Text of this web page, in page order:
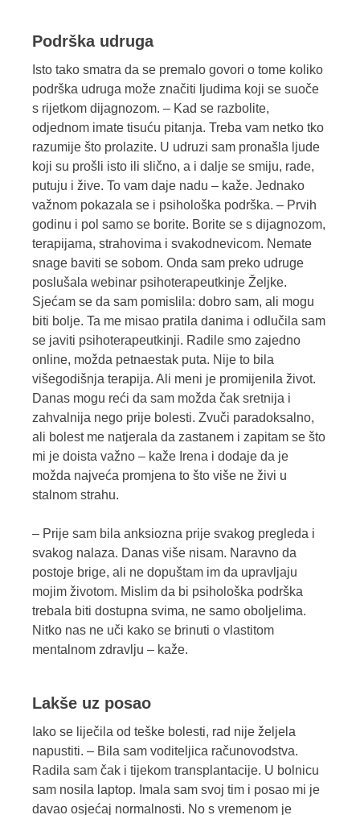
Podrška udruga
Isto tako smatra da se premalo govori o tome koliko
podrška udruga može značiti ljudima koji se suoče
s rijetkom dijagnozom. – Kad se razbolite,
odjednom imate tisuću pitanja. Treba vam netko tko
razumije što prolazite. U udruzi sam pronašla ljude
koji su prošli isto ili slično, a i dalje se smiju, rade,
putuju i žive. To vam daje nadu – kaže. Jednako
važnom pokazala se i psihološka podrška. – Prvih
godinu i pol samo se borite. Borite se s dijagnozom,
terapijama, strahovima i svakodnevicom. Nemate
snage baviti se sobom. Onda sam preko udruge
poslušala webinar psihoterapeutkinje Željke.
Sjećam se da sam pomislila: dobro sam, ali mogu
biti bolje. Ta me misao pratila danima i odlučila sam
se javiti psihoterapeutkinji. Radile smo zajedno
online, možda petnaestak puta. Nije to bila
višegodišnja terapija. Ali meni je promijenila život.
Danas mogu reći da sam možda čak sretnija i
zahvalnija nego prije bolesti. Zvuči paradoksalno,
ali bolest me natjerala da zastanem i zapitam se što
mi je doista važno – kaže Irena i dodaje da je
možda najveća promjena to što više ne živi u
stalnom strahu.
– Prije sam bila anksiozna prije svakog pregleda i
svakog nalaza. Danas više nisam. Naravno da
postoje brige, ali ne dopuštam im da upravljaju
mojim životom. Mislim da bi psihološka podrška
trebala biti dostupna svima, ne samo oboljelima.
Nitko nas ne uči kako se brinuti o vlastitom
mentalnom zdravlju – kaže.
Lakše uz posao
Iako se liječila od teške bolesti, rad nije željela
napustiti. – Bila sam voditeljica računovodstva.
Radila sam čak i tijekom transplantacije. U bolnicu
sam nosila laptop. Imala sam svoj tim i posao mi je
davao osjećaj normalnosti. No s vremenom je